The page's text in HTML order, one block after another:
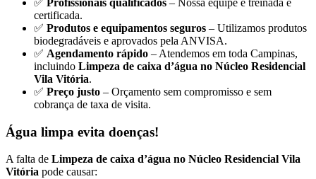
certificada.
✅ Produtos e equipamentos seguros – Utilizamos produtos
biodegradáveis e aprovados pela ANVISA.
✅ Agendamento rápido – Atendemos em toda Campinas,
incluindo Limpeza de caixa d’água no Núcleo Residencial
Vila Vitória.
✅ Preço justo – Orçamento sem compromisso e sem
cobrança de taxa de visita.
Água limpa evita doenças!
A falta de Limpeza de caixa d’água no Núcleo Residencial Vila
Vitória pode causar: